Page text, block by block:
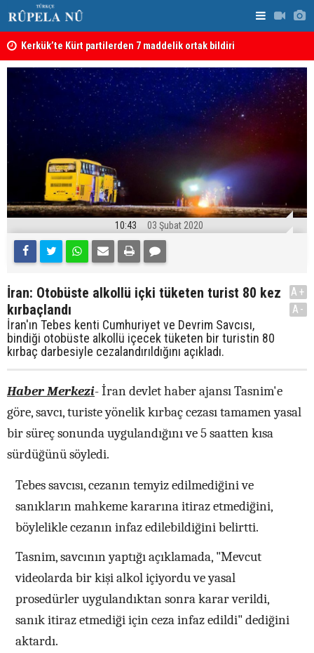
Kerkük’te Kürt partilerden 7 maddelik ortak bildiri
10:43 03 Şubat 2020
İran: Otobüste alkollü içki tüketen turist 80 kez
kırbaçlandı
İran'ın Tebes kenti Cumhuriyet ve Devrim Savcısı,
bindiği otobüste alkollü içecek tüketen bir turistin 80
kırbaç darbesiyle cezalandırıldığını açıkladı.
A+
A-
Haber Merkezi- İran devlet haber ajansı Tasnim'e
göre, savcı, turiste yönelik kırbaç cezası tamamen yasal
bir süreç sonunda uygulandığını ve 5 saatten kısa
sürdüğünü söyledi.
Tebes savcısı, cezanın temyiz edilmediğini ve
sanıkların mahkeme kararına itiraz etmediğini,
böylelikle cezanın infaz edilebildiğini belirtti.
Tasnim, savcının yaptığı açıklamada, "Mevcut
videolarda bir kişi alkol içiyordu ve yasal
prosedürler uygulandıktan sonra karar verildi,
sanık itiraz etmediği için ceza infaz edildi" dediğini
aktardı.